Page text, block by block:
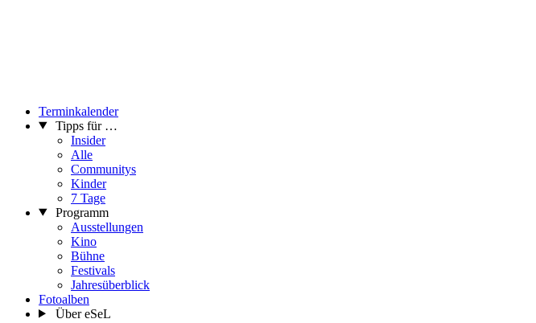
Terminkalender
Tipps für …
Insider
Alle
Communitys
Kinder
7 Tage
Programm
Ausstellungen
Kino
Bühne
Festivals
Jahresüberblick
Fotoalben
Über eSeL